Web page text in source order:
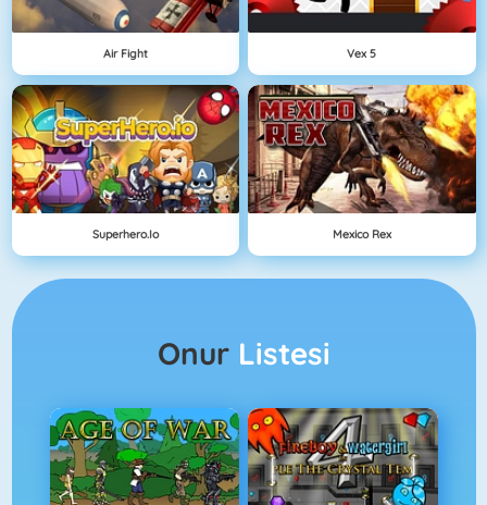
Air Fight Vex 5
Superhero.io Mexico Rex
Onur Listesi